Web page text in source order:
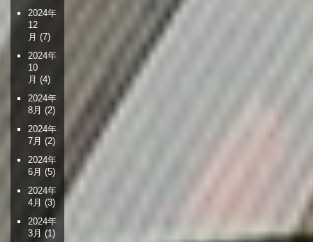
2024年
12
月 (7)
2024年
10
月 (4)
2024年
8月 (2)
2024年
7月 (2)
2024年
6月 (5)
2024年
4月 (3)
2024年
3月 (1)